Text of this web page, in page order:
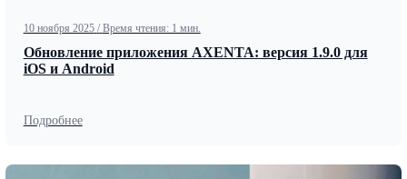
10 ноября 2025 / Время чтения: 1 мин.
Обновление приложения AXENTA: версия 1.9.0 для
iOS и Android
Подробнее